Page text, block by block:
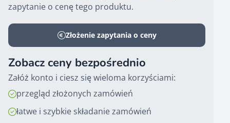
zapytanie o cenę tego produktu.
Złożenie zapytania o ceny
Zobacz ceny bezpośrednio
Załóż konto i ciesz się wieloma korzyściami:
przegląd złożonych zamówień
łatwe i szybkie składanie zamówień